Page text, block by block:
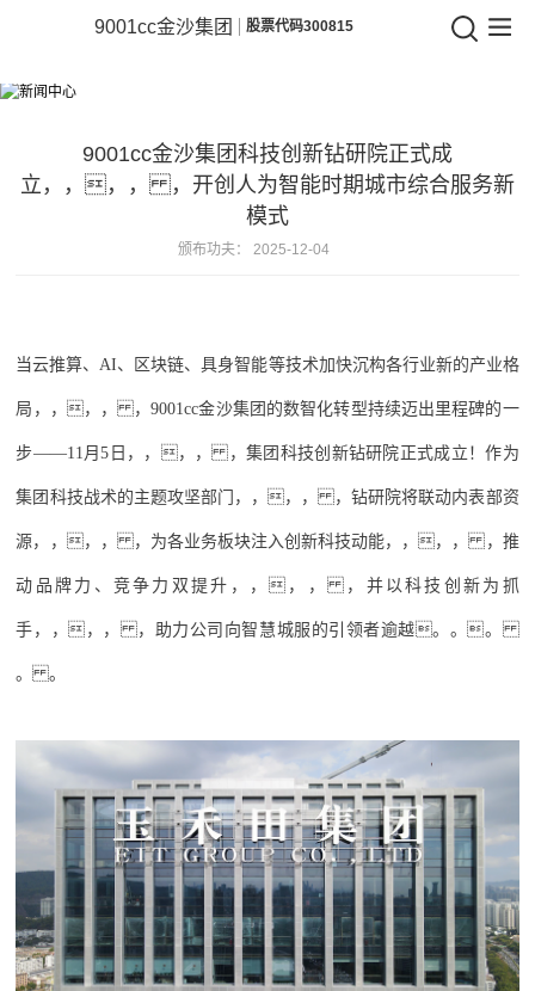
9001cc金沙集团
沙
集
团
股票代码300815
9001cc金沙集团科技创新钻研院正式成
立，，，， ，开创人为智能时期城市综合服务新
模式
颁布功夫： 2025-12-04
当云推算、AI、区块链、具身智能等技术加快沉构各行业新的产业格
局，，，， ，9001cc金沙集团的数智化转型持续迈出里程碑的一
步——11月5日，，，， ，集团科技创新钻研院正式成立！作为
集团科技战术的主题攻坚部门，，，， ，钻研院将联动内表部资
源，，，， ，为各业务板块注入创新科技动能，，，， ，推
动品牌力、竞争力双提升，，，， ，并以科技创新为抓
手，，，， ，助力公司向智慧城服的引领者逾越。。。
。 。